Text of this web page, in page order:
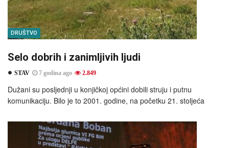
DRUŠTVO
Selo dobrih i zanimljivih ljudi
STAV 7 godina ago 2.849
Dužani su posljednji u konjičkoj općini dobili struju i putnu
komunikaciju. Bilo je to 2001. godine, na početku 21. stoljeća